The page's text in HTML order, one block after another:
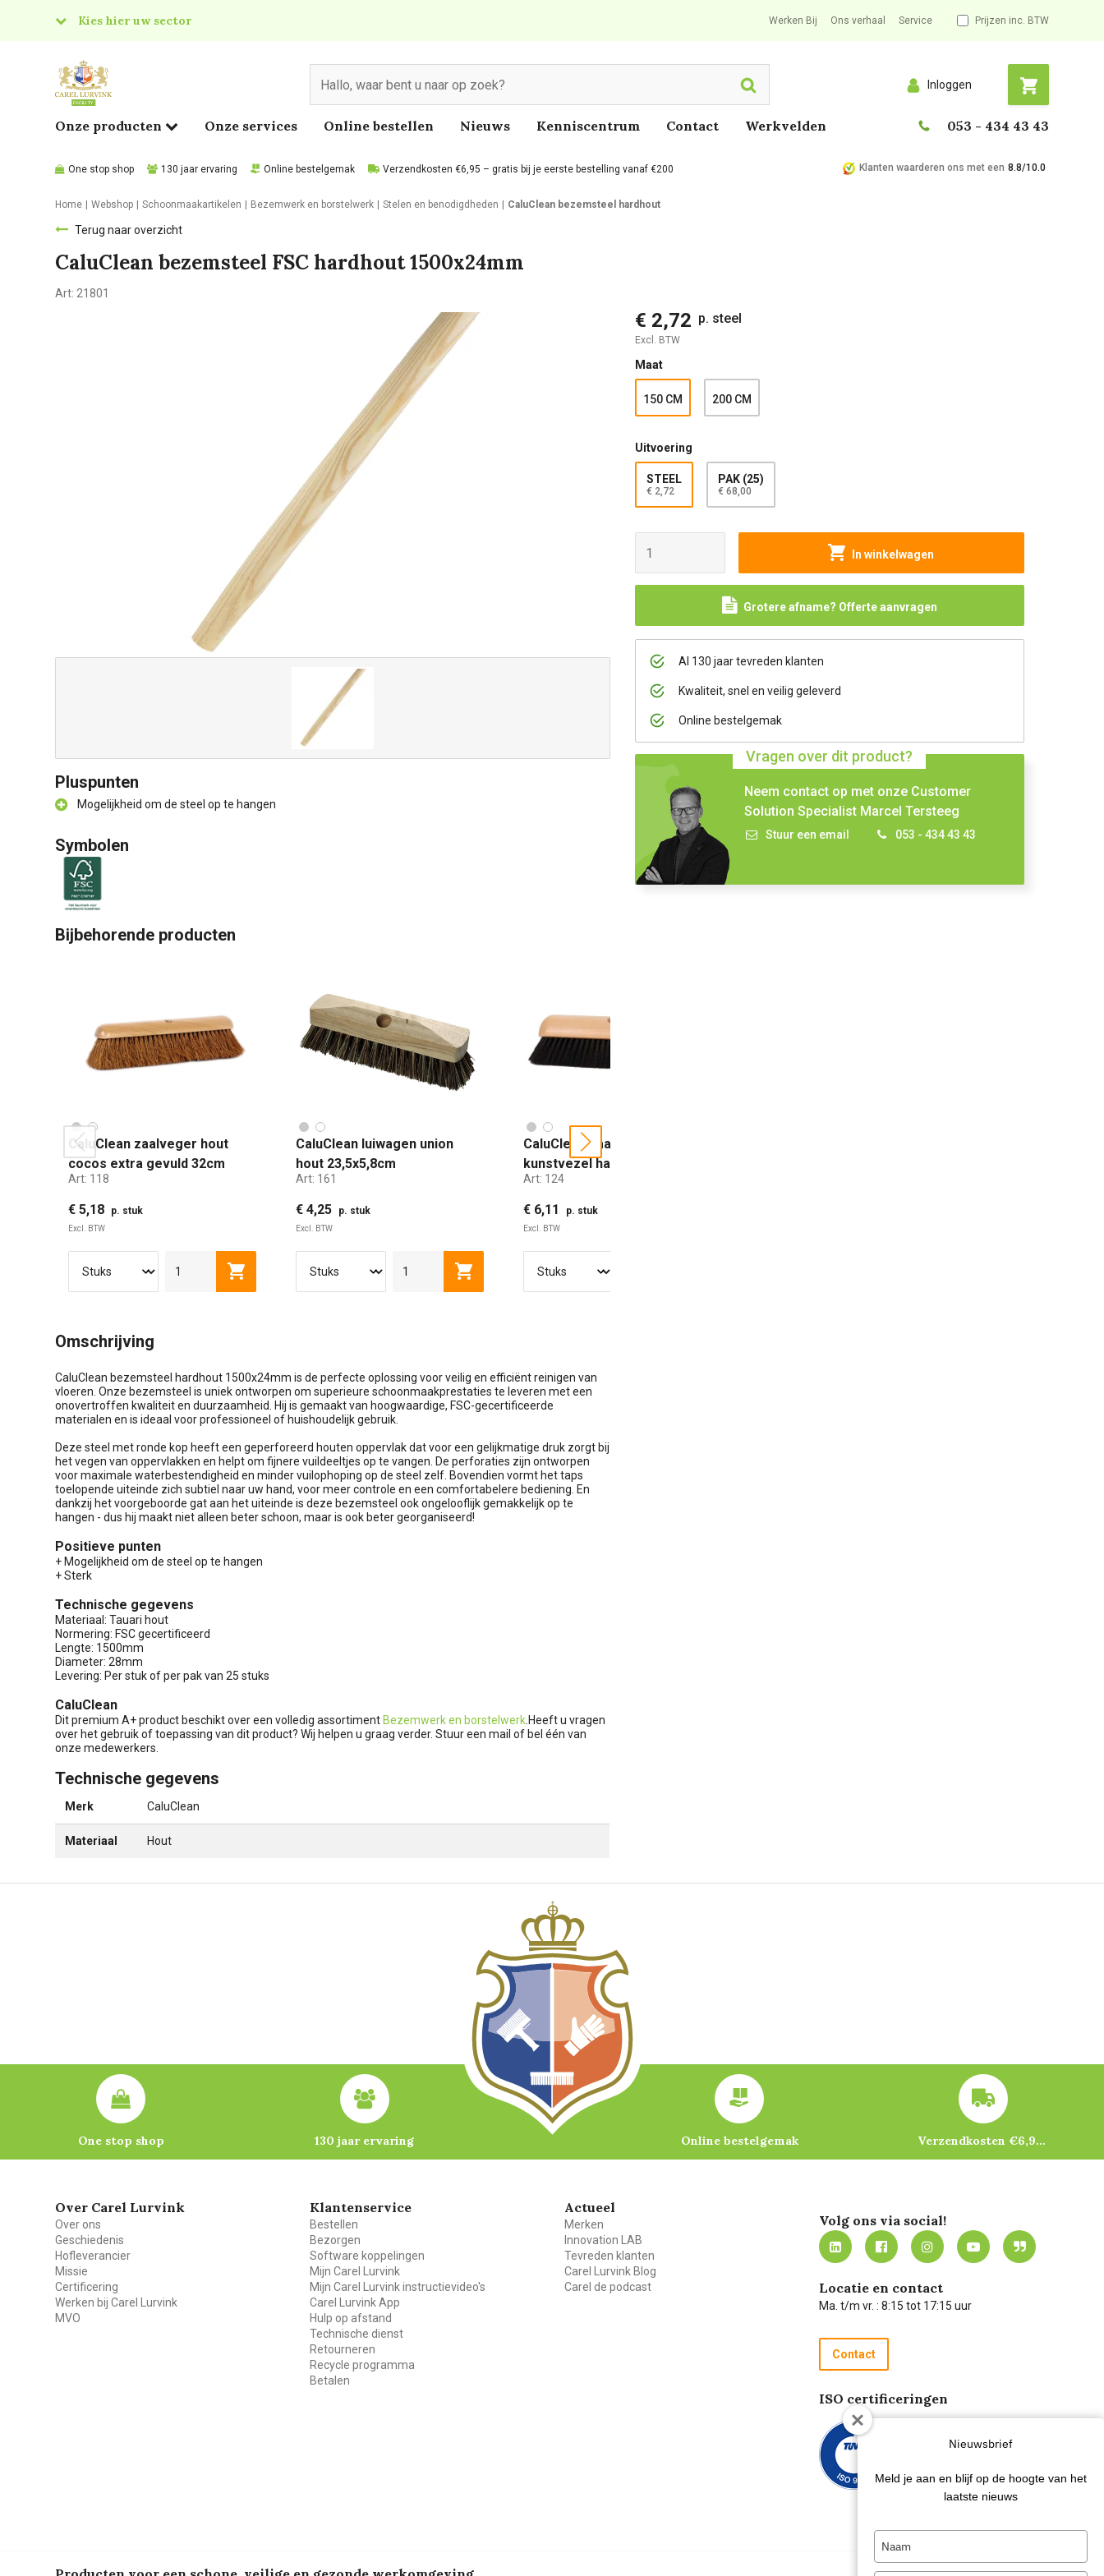
Kies hier uw sector
Food
Werken Bij Ons verhaal Service Prijzen inc. BTW
Search Inloggen
Onze producten Onze services Online bestellen Nieuws Kenniscentrum Contact Werkvelden 053 - 434 43 43
One stop shop 130 jaar ervaring Online bestelgemak Verzendkosten €6,95 – gratis bij je eerste bestelling vanaf €200 Klanten waarderen ons met een 8.8/10.0
Home Webshop Schoonmaakartikelen Bezemwerk en borstelwerk Stelen en benodigdheden CaluClean bezemsteel hardhout
Terug naar overzicht
CaluClean bezemsteel FSC hardhout 1500x24mm
Art: 21801
€ 2,72 p. steel
Excl. BTW
Maat
150 CM 200 CM
Uitvoering
STEEL
€ 2,72
PAK (25)
€ 68,00
In winkelwagen
Grotere afname? Offerte aanvragen
Al 130 jaar tevreden klanten
Kwaliteit, snel en veilig geleverd
Online bestelgemak
Vragen over dit product?
Neem contact op met onze Customer
Solution Specialist Marcel Tersteeg
Stuur een email 053 - 434 43 43
Pluspunten
Mogelijkheid om de steel op te hangen
Symbolen
Bijbehorende producten
CaluClean zaalveger hout
cocos extra gevuld 32cm
Art: 118
€ 5,18 p. stuk
Excl. BTW
32 CM 40 CM 50 CM 60 CM 80 CM 100 CM
Toevoegen aan winkelwagen
CaluClean luiwagen union
hout 23,5x5,8cm
Art: 161
€ 4,25 p. stuk
Excl. BTW
Toevoegen aan winkelwagen
CaluClean zaalveger hout
kunstvezel haar extra gevuld
30cm
Art: 124
€ 6,11 p. stuk
Excl. BTW
30 CM
prev next
Omschrijving
CaluClean bezemsteel hardhout 1500x24mm is de perfecte oplossing voor veilig en efficiënt reinigen van
vloeren. Onze bezemsteel is uniek ontworpen om superieure schoonmaakprestaties te leveren met een
onovertroffen kwaliteit en duurzaamheid. Hij is gemaakt van hoogwaardige, FSC-gecertificeerde
materialen en is ideaal voor professioneel of huishoudelijk gebruik.
Deze steel met ronde kop heeft een geperforeerd houten oppervlak dat voor een gelijkmatige druk zorgt bij
het vegen van oppervlakken en helpt om fijnere vuildeeltjes op te vangen. De perforaties zijn ontworpen
voor maximale waterbestendigheid en minder vuilophoping op de steel zelf. Bovendien vormt het taps
toelopende uiteinde zich subtiel naar uw hand, voor meer controle en een comfortabelere bediening. En
dankzij het voorgeboorde gat aan het uiteinde is deze bezemsteel ook ongelooflijk gemakkelijk op te
hangen - dus hij maakt niet alleen beter schoon, maar is ook beter georganiseerd!
Positieve punten
+ Mogelijkheid om de steel op te hangen
+ Sterk
Technische gegevens
Materiaal: Tauari hout
Normering: FSC gecertificeerd
Lengte: 1500mm
Diameter: 28mm
Levering: Per stuk of per pak van 25 stuks
CaluClean
Dit premium A+ product beschikt over een volledig assortiment Bezemwerk en borstelwerk .Heeft u vragen
over het gebruik of toepassing van dit product? Wij helpen u graag verder. Stuur een mail of bel één van
onze medewerkers.
Technische gegevens
Merk CaluClean
Materiaal Hout
One stop shop 130 jaar ervaring Online bestelgemak Verzendkosten €6,95 – gratis bij je eerste bestelling vanaf €200
Over Carel Lurvink
Over ons
Geschiedenis
Hofleverancier
Missie
Certificering
Werken bij Carel Lurvink
MVO
Klantenservice
Bestellen
Bezorgen
Software koppelingen
Mijn Carel Lurvink
Mijn Carel Lurvink instructievideo's
Carel Lurvink App
Hulp op afstand
Technische dienst
Retourneren
Recycle programma
Betalen
Actueel
Merken
Innovation LAB
Tevreden klanten
Carel Lurvink Blog
Carel de podcast
Volg ons via social!
Locatie en contact
Ma. t/m vr. : 8:15 tot 17:15 uur
Contact
ISO certificeringen
Nieuwsbrief
Meld je aan en blijf op de hoogte van het
laatste nieuws